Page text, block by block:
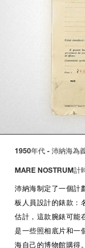
1950年代 - 沛納海為
MARE NOSTRUM計
沛納海制定了一個計
板人員設計的錶款：
估計，這款腕錶可能
是一些照相底片和一
海自己的博物館購得。